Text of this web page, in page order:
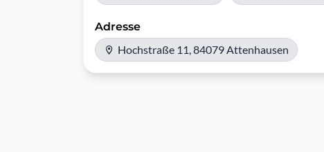
Adresse
Hochstraße 11, 84079 Attenhausen